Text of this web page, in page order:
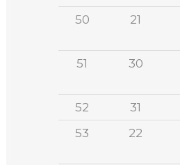
50
21
51 30
52
31
53
22